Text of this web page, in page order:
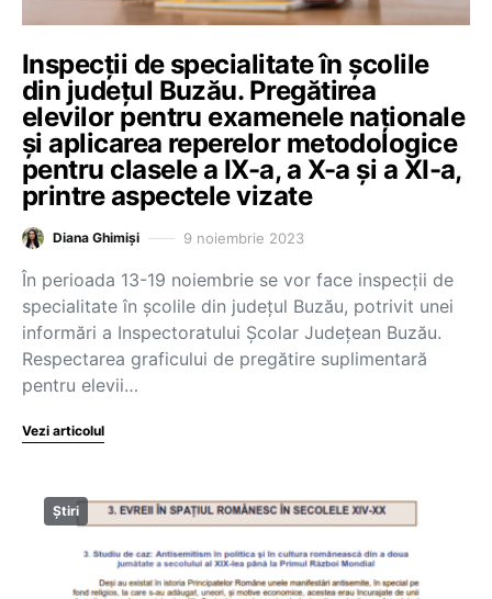
Inspecții de specialitate în școlile
din județul Buzău. Pregătirea
elevilor pentru examenele naționale
și aplicarea reperelor metodologice
pentru clasele a IX-a, a X-a și a XI-a,
printre aspectele vizate
Diana Ghimiși 9 noiembrie 2023
În perioada 13-19 noiembrie se vor face inspecții de
specialitate în școlile din județul Buzău, potrivit unei
informări a Inspectoratului Școlar Județean Buzău.
Respectarea graficului de pregătire suplimentară
pentru elevii…
Vezi articolul
Știri